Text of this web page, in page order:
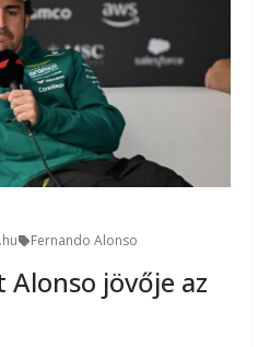
Fernando Alonso
Alonso jövője az